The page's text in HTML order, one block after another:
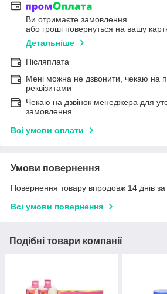
Ви отримаєте замовлення
або гроші повернуться на вашу
Детальніше
Післяплата
Мені можна не дзвонити, чекаю на
реквізитами
Чекаю на дзвінок менеджера для
замовлення
Всі умови оплати
Умови повернення
Повернення товару впродовж 14 днів
Всі умови повернення
Подібні товари компанії